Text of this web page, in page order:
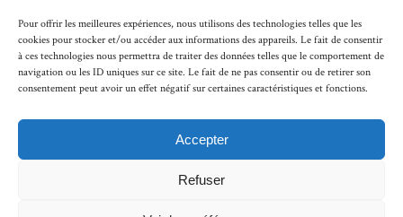
Pour offrir les meilleures expériences, nous utilisons des technologies telles que les
cookies pour stocker et/ou accéder aux informations des appareils. Le fait de consentir
à ces technologies nous permettra de traiter des données telles que le comportement de
navigation ou les ID uniques sur ce site. Le fait de ne pas consentir ou de retirer son
consentement peut avoir un effet négatif sur certaines caractéristiques et fonctions.
Accepter
Refuser
Lire les mentions légales